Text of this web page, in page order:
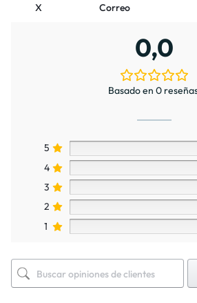
X Correo
0,0
Basado en 0
5
4
3
2
1